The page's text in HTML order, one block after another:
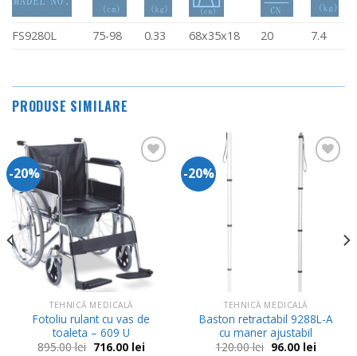
FS9280L 75-98 0.33 68x35x18 20 7.4
PRODUSE SIMILARE
-20%
TEHNICĂ MEDICALĂ
Fotoliu rulant cu vas de
toaleta – 609 U
895.00lei Prețul
716.00 leiPrețul
-20%
Adauga
TEHNICĂ MEDICALĂ
Baston retractabil 9288L-A
cu maner ajustabil
120.00lei Prețul
96.00 leiPrețul
lei.